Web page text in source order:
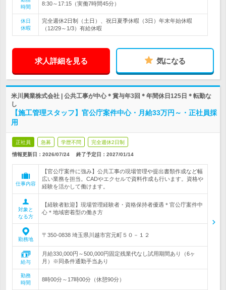
時間
8:30～17:15（実働7時間45分）
休日
休暇
完全週休2日制（土日）、祝日夏季休暇（3日）年末年始休暇
（12/29～1/3）有給休暇
求人詳細を見る 気になる
米川興業株式会社 | 公共工事が中心＊賞与年3回＊年間休日125日＊転勤な
し
【施工管理スタッフ】官公庁案件中心・月給33万円～・正社員採
用
正社員 急募 学歴不問 完全週休2日制
情報更新日：2026/07/24 終了予定日： 2027/01/14
仕事内容
【官公庁案件に強み】公共工事の現場管理や提出書類作成など幅
広い業務を担当。CADやエクセルで資料作成も行います。資格や
経験を活かして働けます。
対象と
なる方
【経験者歓迎】現場管理経験者・資格保持者優遇＊官公庁案件中
心＊地域密着型の働き方
勤務地
〒350-0838 埼玉県川越市宮元町５０－１２
給与
月給330,000円～500,000円固定残業代なし試用期間あり（6ヶ
月）※同条件通勤手当あり
勤務
時間
8時00分～17時00分（休憩90分）